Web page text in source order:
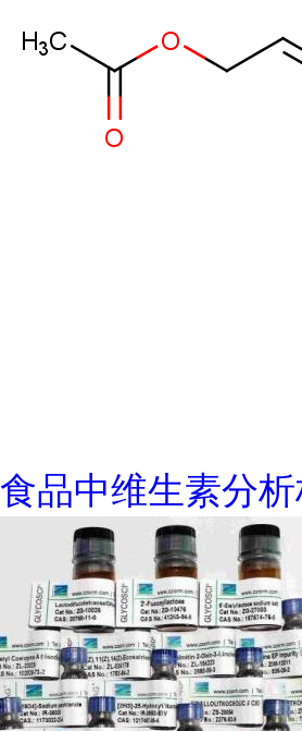
食品中维生素分